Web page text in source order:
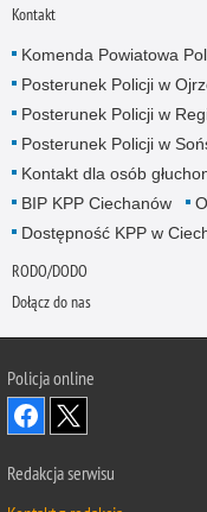
Kontakt
Komenda Powiatowa
Posterunek Policji w
Posterunek Policji w
Posterunek Policji w
Kontakt dla osób
BIP KPP Ciechanów
Dostępność KPP w
RODO/DODO
Dołącz do nas
Policja online
Redakcja serwisu